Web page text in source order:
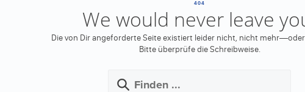
404
We would never leave
Die von Dir angeforderte Seite existiert leider nicht, nicht
Bitte überprüfe die Schreibweise.